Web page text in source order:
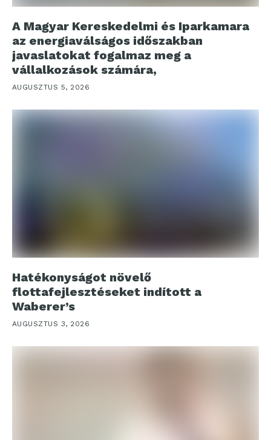
A Magyar Kereskedelmi és Iparkamara
az energiaválságos időszakban
javaslatokat fogalmaz meg a
vállalkozások számára,
AUGUSZTUS 5, 2026
Hatékonyságot növelő
flottafejlesztéseket indított a
Waberer’s
AUGUSZTUS 3, 2026